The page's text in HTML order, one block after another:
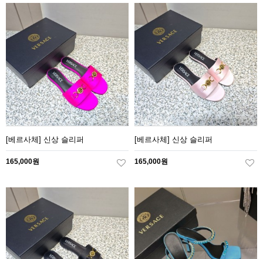
[베르사체] 신상 슬리퍼
165,000원
[베르사체] 신상 슬리퍼
165,000원